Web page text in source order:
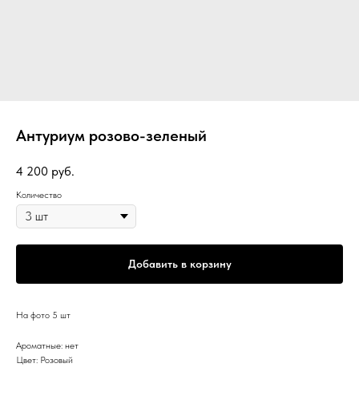
Антуриум розово-зеленый
4 200 руб.
Количество
Добавить в корзину
На фото 5 шт
Ароматные: нет
Цвет: Розовый